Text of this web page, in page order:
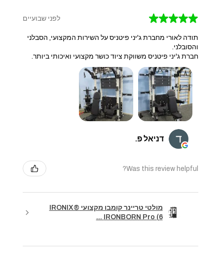
★
★
★
★
★ לפני שבועיים
תודה לאורי מחברת ג'יני פיטניס על השירות המקצועי, הסבלני
והסובלני.
חברת ג'יני פיטניס משווקת ציוד כושר מקצועי ואיכותי ביותר.
דניאל פ.
Was this review helpful?
מולטי טריינר קומבו מקצועי IRONIX®
IRONBORN Pro (6 ...